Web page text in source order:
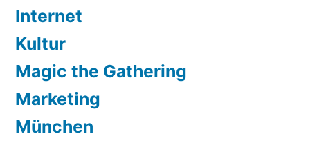
Internet
Kultur
Magic the Gathering
Marketing
München